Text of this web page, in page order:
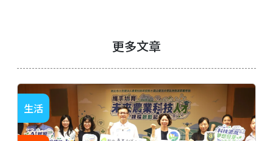
更多文章
生活